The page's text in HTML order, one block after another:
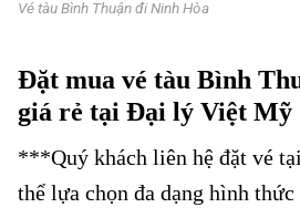
Vé tàu Bình Thuận đi Ninh Hòa
Đặt mua vé tàu Bình
giá rẻ tại Đại lý Việt Mỹ
***Quý khách liên hệ đặt vé
thể lựa chọn đa dạng hình thức